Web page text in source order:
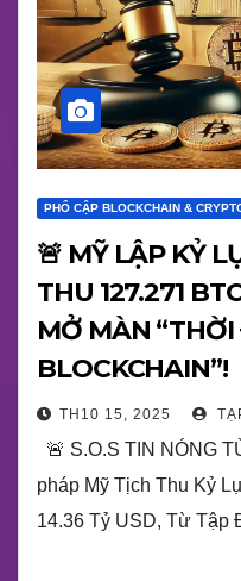
PHỔ CẬP BLOCKCHAIN &
🚨 MỸ LẬP KỶ
THU 127.271
MỞ MÀN
BLOCKCHAIN”!
TH10 15, 2025
🚨 S.O.S TIN NÓNG
pháp Mỹ Tịch Thu Kỷ
14.36 Tỷ USD, Từ Tập